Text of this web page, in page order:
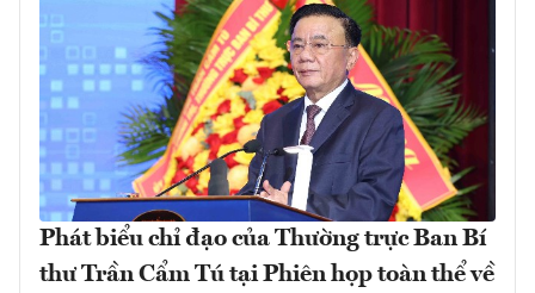
Phát biểu chỉ đạo của Thường trực Ban Bí
thư Trần Cẩm Tú tại Phiên họp toàn thể về